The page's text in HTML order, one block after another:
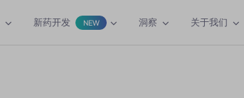
新药开发 NEW 洞察 关于我们